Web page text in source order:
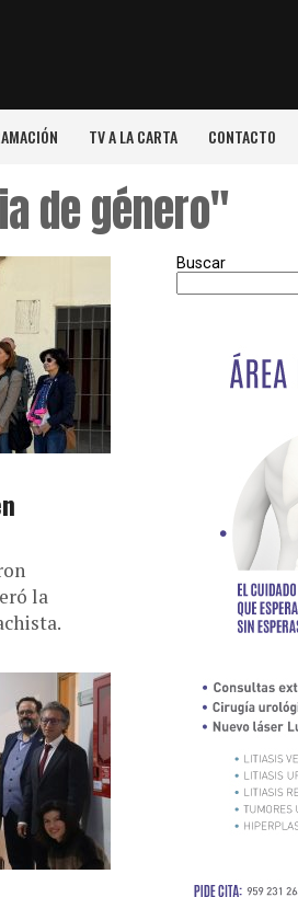
TV A LA CARTA CONTACTO
de género"
la
Buscar